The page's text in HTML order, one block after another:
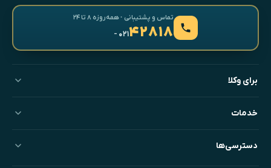
تماس و پشتیبانی · همه‌روزه ۸ تا ۲۴
۴۲۸۱۸- ۰۲۱
برای وکلا
خدمات
دسترسی‌ها